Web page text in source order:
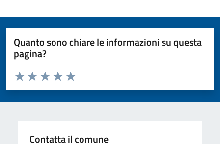
Quanto sono chiare le informazioni su questa
pagina?
Valuta da 1 a 5 stelle la pagina
Valuta 5 stelle su 5
Valuta 4 stelle su 5
Valuta 3 stelle su 5
Valuta 2 stelle su 5
Valuta 1 stelle su 5
Contatta il comune